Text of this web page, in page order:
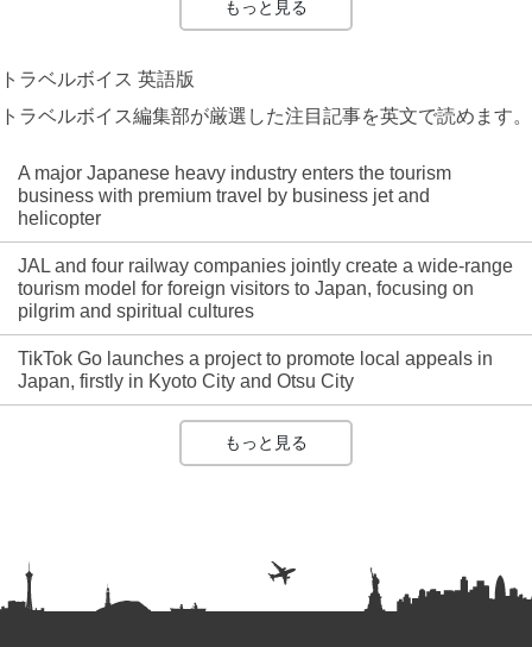
もっと見る
トラベルボイス 英語版
トラベルボイス編集部が厳選した注目記事を英文で読めます。
A major Japanese heavy industry enters the tourism
business with premium travel by business jet and
helicopter
JAL and four railway companies jointly create a wide-range
tourism model for foreign visitors to Japan, focusing on
pilgrim and spiritual cultures
TikTok Go launches a project to promote local appeals in
Japan, firstly in Kyoto City and Otsu City
もっと見る